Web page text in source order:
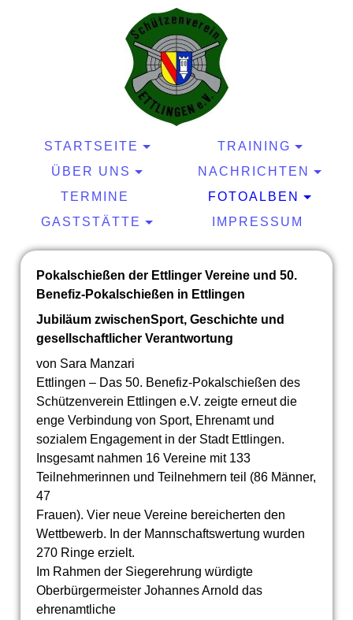
STARTSEITE
TRAINING
ÜBER UNS
NACHRICHTEN
TERMINE
FOTOALBEN
GASTSTÄTTE
IMPRESSUM
Pokalschießen der Ettlinger Vereine und 50.
Benefiz-Pokalschießen in Ettlingen
Jubiläum zwischenSport, Geschichte und
gesellschaftlicher Verantwortung
von Sara Manzari
Ettlingen – Das 50. Benefiz-Pokalschießen des
Schützenverein Ettlingen e.V. zeigte erneut die
enge Verbindung von Sport, Ehrenamt und
sozialem Engagement in der Stadt Ettlingen.
Insgesamt nahmen 16 Vereine mit 133
Teilnehmerinnen und Teilnehmern teil (86 Männer,
47
Frauen). Vier neue Vereine bereicherten den
Wettbewerb. In der Mannschaftswertung wurden
270 Ringe erzielt.
Im Rahmen der Siegerehrung würdigte
Oberbürgermeister Johannes Arnold das
ehrenamtliche